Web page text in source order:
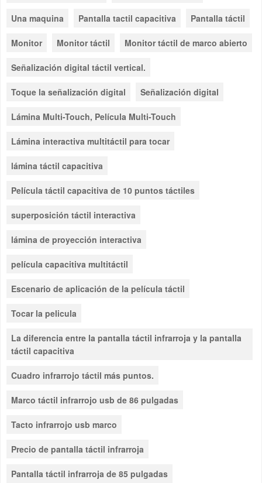
Una maquina Pantalla tactil capacitiva Pantalla táctil
Monitor Monitor táctil Monitor táctil de marco abierto
Señalización digital táctil vertical.
Toque la señalización digital Señalización digital
Lámina Multi-Touch, Película Multi-Touch
Lámina interactiva multitáctil para tocar
lámina táctil capacitiva
Película táctil capacitiva de 10 puntos táctiles
superposición táctil interactiva
lámina de proyección interactiva
película capacitiva multitáctil
Escenario de aplicación de la película táctil
Tocar la pelicula
La diferencia entre la pantalla táctil infrarroja y la pantalla
táctil capacitiva
Cuadro infrarrojo táctil más puntos.
Marco táctil infrarrojo usb de 86 pulgadas
Tacto infrarrojo usb marco
Precio de pantalla táctil infrarroja
Pantalla táctil infrarroja de 85 pulgadas